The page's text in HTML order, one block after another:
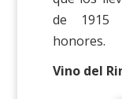
de 1915
honores.
Vino del